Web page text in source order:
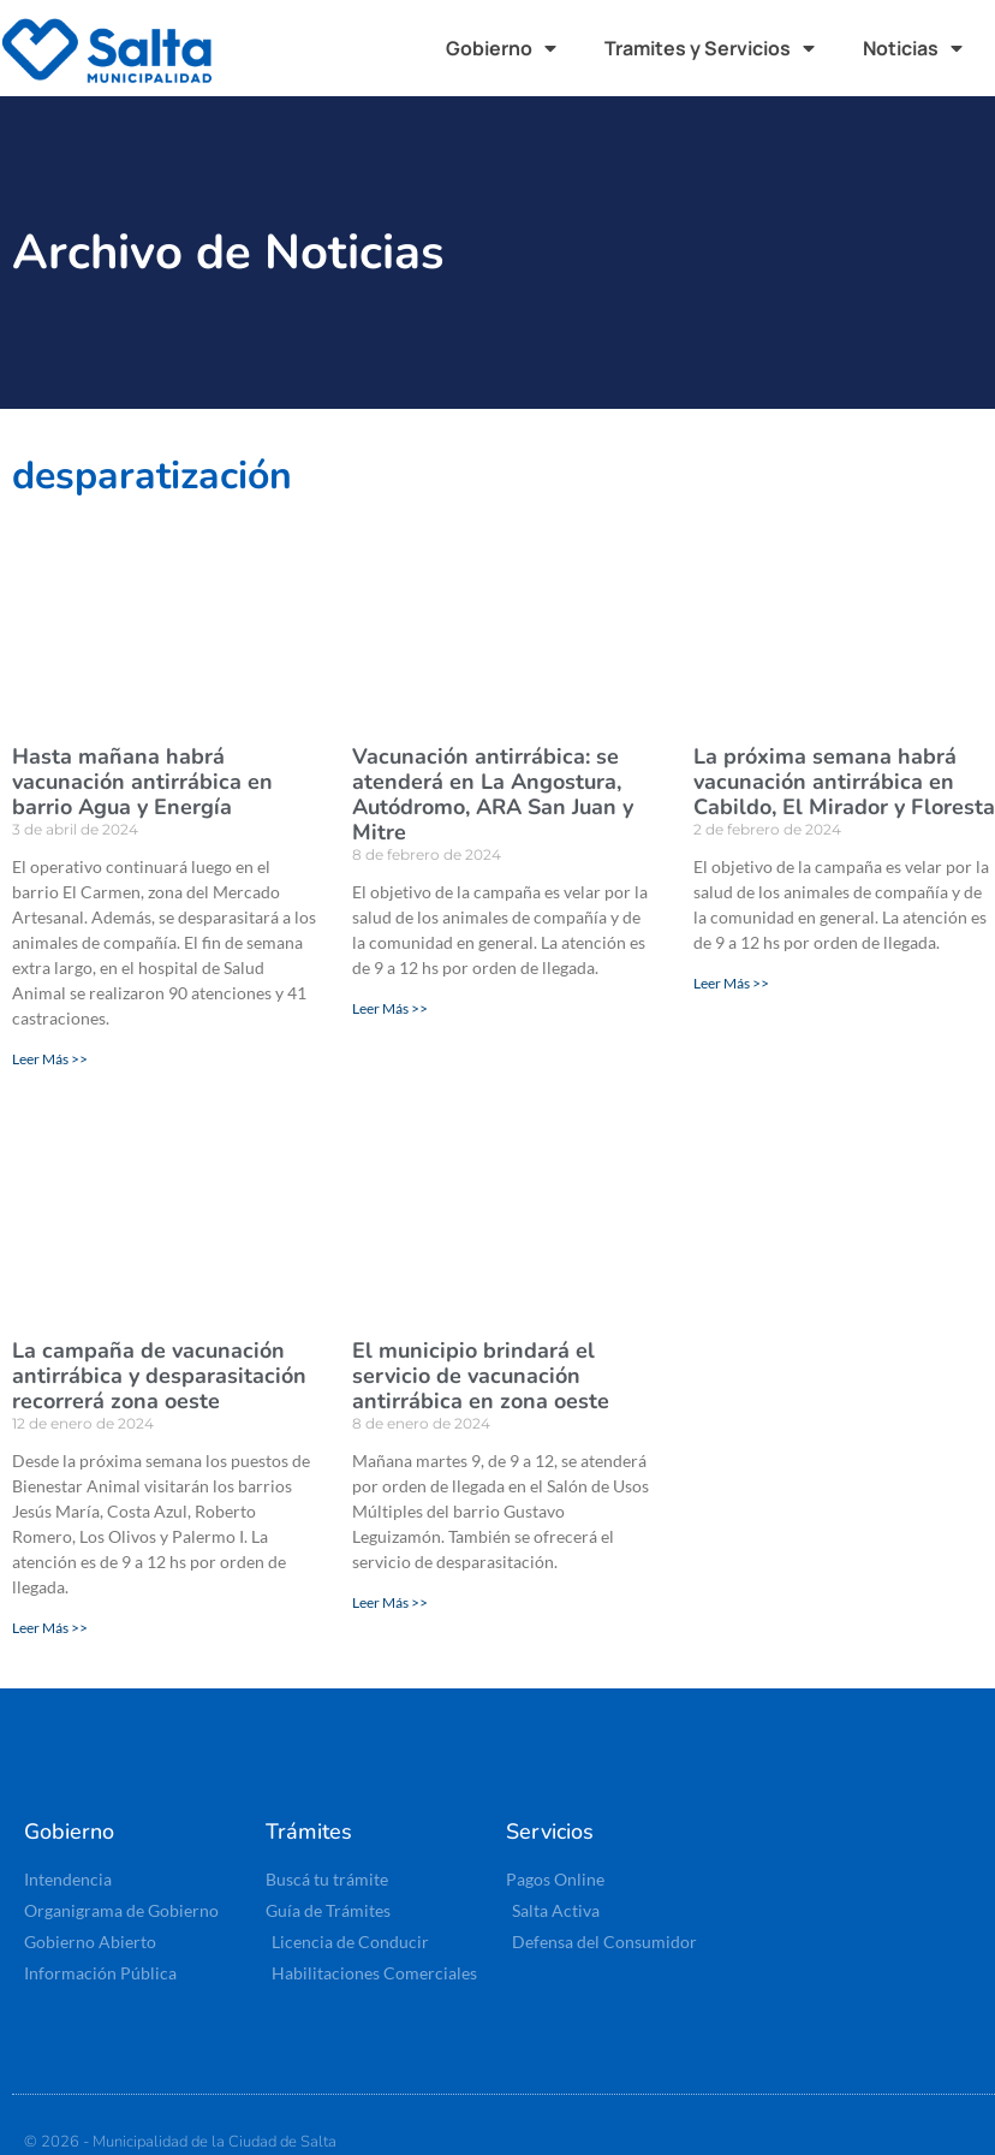
Gobierno Tramites y Servicios Noticias
Archivo de Noticias
desparatización
Hasta mañana habrá
vacunación antirrábica en
barrio Agua y Energía
3 de abril de 2024
El operativo continuará luego en el
barrio El Carmen, zona del Mercado
Artesanal. Además, se desparasitará a los
animales de compañía. El fin de semana
extra largo, en el hospital de Salud
Animal se realizaron 90 atenciones y 41
castraciones.
Leer Más >>
Vacunación antirrábica: se
atenderá en La Angostura,
Autódromo, ARA San Juan y
Mitre
8 de febrero de 2024
El objetivo de la campaña es velar por la
salud de los animales de compañía y de
la comunidad en general. La atención es
de 9 a 12 hs por orden de llegada.
Leer Más >>
La próxima semana habrá
vacunación antirrábica en
Cabildo, El Mirador y Floresta
2 de febrero de 2024
El objetivo de la campaña es velar por la
salud de los animales de compañía y de
la comunidad en general. La atención es
de 9 a 12 hs por orden de llegada.
Leer Más >>
La campaña de vacunación
antirrábica y desparasitación
recorrerá zona oeste
12 de enero de 2024
Desde la próxima semana los puestos de
Bienestar Animal visitarán los barrios
Jesús María, Costa Azul, Roberto
Romero, Los Olivos y Palermo I. La
atención es de 9 a 12 hs por orden de
llegada.
Leer Más >>
El municipio brindará el
servicio de vacunación
antirrábica en zona oeste
8 de enero de 2024
Mañana martes 9, de 9 a 12, se atenderá
por orden de llegada en el Salón de Usos
Múltiples del barrio Gustavo
Leguizamón. También se ofrecerá el
servicio de desparasitación.
Leer Más >>
Gobierno
Intendencia
Organigrama de Gobierno
Gobierno Abierto
Información Pública
Trámites
Buscá tu trámite
Guía de Trámites
Licencia de Conducir
Habilitaciones Comerciales
Servicios
Pagos Online
Salta Activa
Defensa del Consumidor
© 2026 - Municipalidad de la Ciudad de Salta